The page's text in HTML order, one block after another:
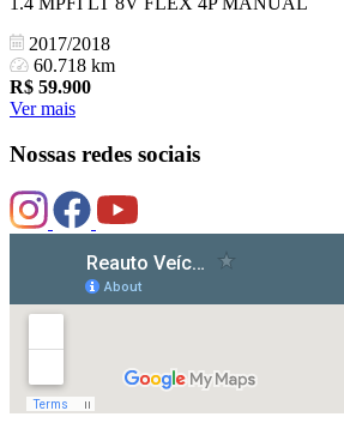
2017/2018
60.718 km
R$ 59.900
Ver mais
Nossas redes sociais